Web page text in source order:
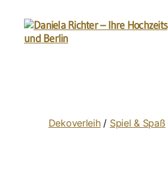
Brandenburg
Dekoverleih/ Spiel & Spaß